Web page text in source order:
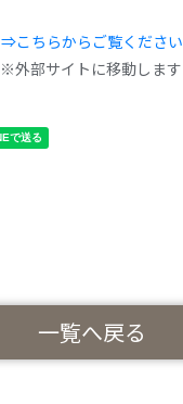
⇒こちらからご覧ください
※外部サイトに移動します
一覧へ戻る